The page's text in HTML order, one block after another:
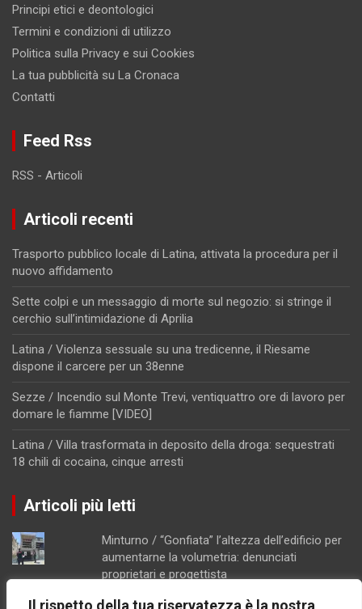
Il rispetto della tua riservatezza è la nostra
Principi etici e deontologici
Termini e condizioni di utilizzo
Politica sulla Privacy e sui Cookies
La tua pubblicità su La Cronaca
Contatti
Feed Rss
RSS - Articoli
Articoli recenti
Trasporto pubblico locale di Latina, attivata la procedura per il
nuovo affidamento
Sette colpi e un messaggio di morte sul negozio: si stringe il
cerchio sull’intimidazione di Aprilia
Latina / Violenza sessuale su una tredicenne, il Riesame
dispone il carcere per un 38enne
Sezze / Incendio sul Monte Trevi, ventiquattro ore di lavoro per
domare le fiamme [VIDEO]
Latina / Villa trasformata in deposito della droga: sequestrati
18 chili di cocaina, cinque arresti
Articoli più letti
Minturno / “Gonfiata” l’altezza dell’edificio per
aumentarne la volumetria: denunciati
proprietari e progettista
Costi lievitati per il ponte Tallini di Formia,